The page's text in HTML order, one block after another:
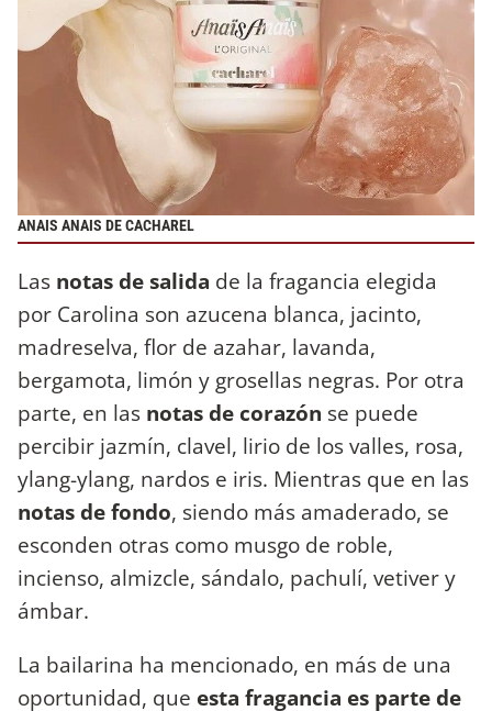
ANAIS ANAIS DE CACHAREL
Las notas de salida de la fragancia elegida
por Carolina son azucena blanca, jacinto,
madreselva, flor de azahar, lavanda,
bergamota, limón y grosellas negras. Por otra
parte, en las notas de corazón se puede
percibir jazmín, clavel, lirio de los valles, rosa,
ylang-ylang, nardos e iris. Mientras que en las
notas de fondo, siendo más amaderado, se
esconden otras como musgo de roble,
incienso, almizcle, sándalo, pachulí, vetiver y
ámbar.
La bailarina ha mencionado, en más de una
oportunidad, que esta fragancia es parte de